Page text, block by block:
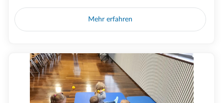
Mehr erfahren